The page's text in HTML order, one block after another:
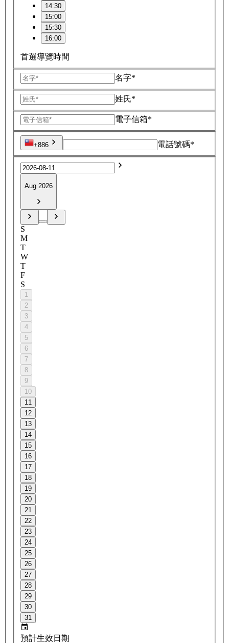
14:30
15:00
15:30
16:00
首選導覽時間
名字*
姓氏*
電子信箱*
+886 電話號碼*
Aug 2026
S
M
T
W
T
F
S
1
2
3
4
5
6
7
8
9
10
11
12
13
14
15
16
17
18
19
20
21
22
23
24
25
26
27
28
29
30
31
預計生效日期